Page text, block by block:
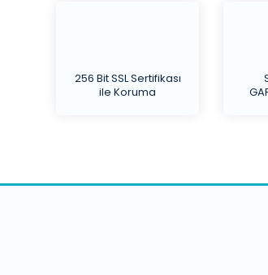
256 Bit SSL Sertifikası
ile Koruma